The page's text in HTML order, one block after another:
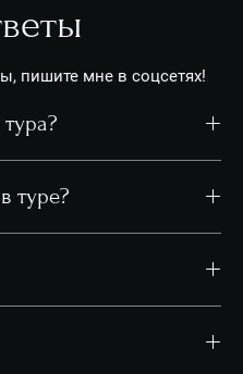
пишите мне в соцсетях!
туре?